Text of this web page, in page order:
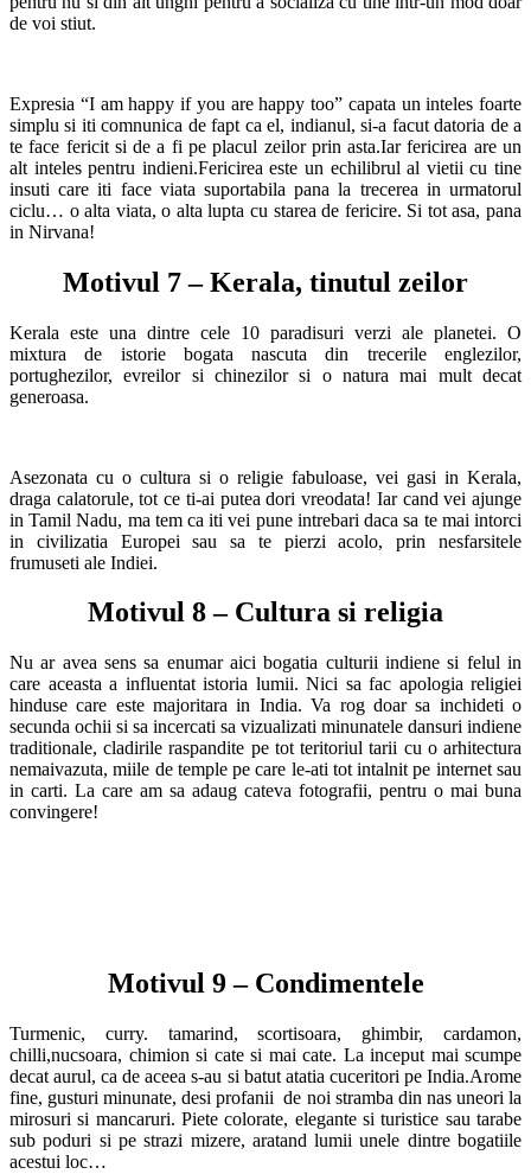
de voi stiut.
Expresia “I am happy if you are happy too” capata un inteles foarte
simplu si iti comnunica de fapt ca el, indianul, si-a facut datoria de a
te face fericit si de a fi pe placul zeilor prin asta.Iar fericirea are un
alt inteles pentru indieni.Fericirea este un echilibrul al vietii cu tine
insuti care iti face viata suportabila pana la trecerea in urmatorul
ciclu… o alta viata, o alta lupta cu starea de fericire. Si tot asa, pana
in Nirvana!
Motivul 7 – Kerala, tinutul zeilor
Kerala este una dintre cele 10 paradisuri verzi ale planetei. O
mixtura de istorie bogata nascuta din trecerile englezilor,
portughezilor, evreilor si chinezilor si o natura mai mult decat
generoasa.
Asezonata cu o cultura si o religie fabuloase, vei gasi in Kerala,
draga calatorule, tot ce ti-ai putea dori vreodata! Iar cand vei ajunge
in Tamil Nadu, ma tem ca iti vei pune intrebari daca sa te mai intorci
in civilizatia Europei sau sa te pierzi acolo, prin nesfarsitele
frumuseti ale Indiei.
Motivul 8 – Cultura si religia
Nu ar avea sens sa enumar aici bogatia culturii indiene si felul in
care aceasta a influentat istoria lumii. Nici sa fac apologia religiei
hinduse care este majoritara in India. Va rog doar sa inchideti o
secunda ochii si sa incercati sa vizualizati minunatele dansuri indiene
traditionale, cladirile raspandite pe tot teritoriul tarii cu o arhitectura
nemaivazuta, miile de temple pe care le-ati tot intalnit pe internet sau
in carti. La care am sa adaug cateva fotografii, pentru o mai buna
convingere!
Motivul 9 – Condimentele
Turmenic, curry. tamarind, scortisoara, ghimbir, cardamon,
chilli,nucsoara, chimion si cate si mai cate. La inceput mai scumpe
decat aurul, ca de aceea s-au si batut atatia cuceritori pe India.Arome
fine, gusturi minunate, desi profanii de noi stramba din nas uneori la
mirosuri si mancaruri. Piete colorate, elegante si turistice sau tarabe
sub poduri si pe strazi mizere, aratand lumii unele dintre bogatiile
acestui loc…